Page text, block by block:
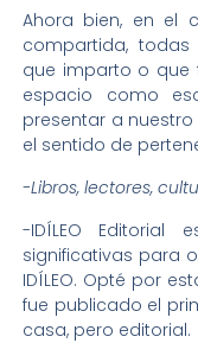
Ahora bien, en el
compartida, todas
que imparto o que
espacio como
presentar a
el sentido de
-Libros, lectores,
-IDÍLEO
significativas para
IDÍLEO. Opté por
fue publicado el
casa, pero editorial.